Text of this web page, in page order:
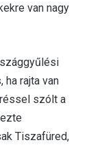
van nagy
rajta van
szólt a
Tiszafüred,